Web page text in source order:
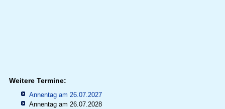
Weitere Termine:
Annentag am 26.07.2027
Annentag am 26.07.2028